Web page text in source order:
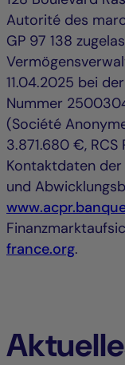
Autorité des
GP 97 138
11.04.2025 bei
Nummer
(Société
3.871.680 €,
Kontaktdaten
und
france.org.